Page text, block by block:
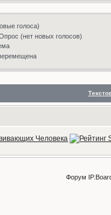
голоса)
(нет новых голосов)
Форум